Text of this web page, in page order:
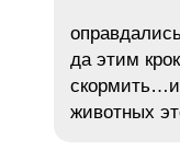
да этим
животных